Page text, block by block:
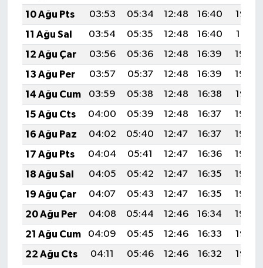
10 Ağu Pts
03:53 05:34 12:48 16:40
19:53
11 Ağu Sal
03:54 05:35 12:48 16:40
19:51
12 Ağu Çar
03:56 05:36 12:48 16:39
19:50
13 Ağu Per
03:57 05:37 12:48 16:39
19:49
14 Ağu Cum
03:59 05:38 12:48 16:38
19:47
15 Ağu Cts
04:00 05:39 12:48 16:37
19:46
16 Ağu Paz
04:02 05:40 12:47 16:37
19:44
17 Ağu Pts
04:04 05:41 12:47 16:36
19:43
18 Ağu Sal
04:05 05:42 12:47 16:35
19:42
19 Ağu Çar
04:07 05:43 12:47 16:35
19:40
20 Ağu Per
04:08 05:44 12:46 16:34
19:39
21 Ağu Cum
04:09 05:45 12:46 16:33
19:37
22 Ağu Cts
04:11 05:46 12:46 16:32
19:36